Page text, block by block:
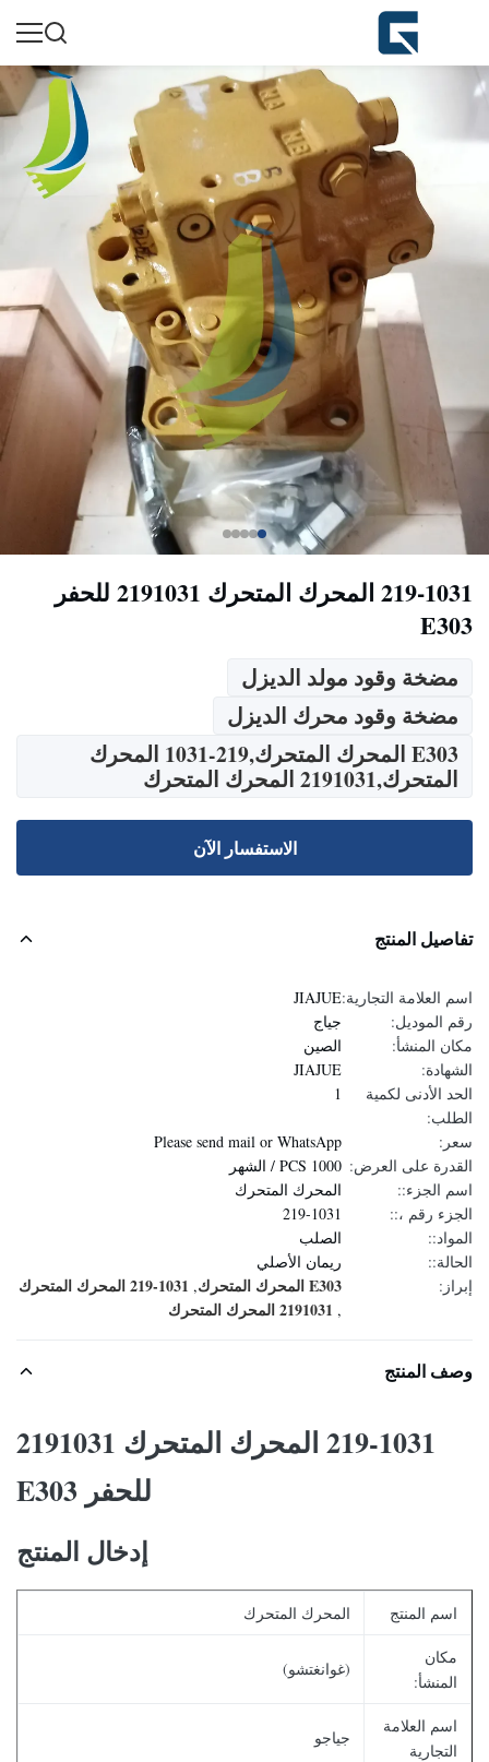
219-1031 المحرك المتحرك 2191031 للحفر
E303
مضخة وقود مولد الديزل
مضخة وقود محرك الديزل
E303 المحرك المتحرك,219-1031 المحرك
المتحرك,2191031 المحرك المتحرك
الاستفسار الآن
تفاصيل المنتج
اسم العلامة التجارية:JIAJUE
رقم الموديل:
جياج
مكان المنشأ:
الصين
الشهادة:
JIAJUE
الحد الأدنى لكمية
الطلب:
1
سعر:
Please send mail or WhatsApp
القدرة على العرض: 1000 PCS / الشهر
اسم الجزء::
المحرك المتحرك
الجزء رقم ،::
219-1031
المواد::
الصلب
الحالة::
ريمان الأصلي
إبراز:
E303 المحرك المتحرك , 219-1031 المحرك المتحرك
, 2191031 المحرك المتحرك
وصف المنتج
219-1031 المحرك المتحرك 2191031
للحفر E303
إدخال المنتج
اسم المنتج المحرك المتحرك
مكان
المنشأ:
(غوانغتشو)
اسم العلامة
التجارية
جياجو